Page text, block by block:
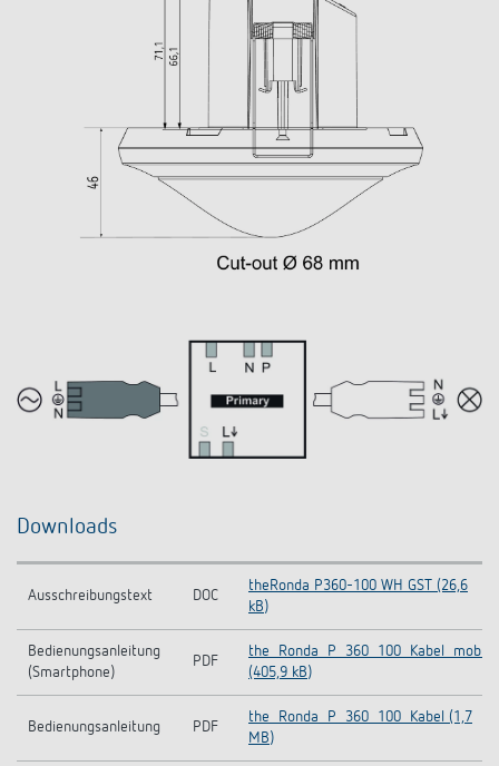
Downloads
Ausschreibungstext DOC
theRonda P360-100 WH GST (26,6
kB)
Bedienungsanleitung
(Smartphone)
PDF
the_Ronda_P_360_100_Kabel_mobil
(405,9 kB)
Bedienungsanleitung PDF
the_Ronda_P_360_100_Kabel (1,7
MB)